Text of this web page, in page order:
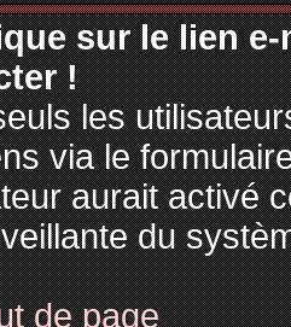
sur le lien
!
les
via le
aurait activé
du
de page